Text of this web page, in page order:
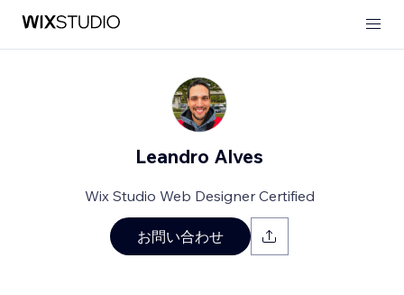
Leandro Alves
Wix Studio Web Designer Certified
お問い合わせ